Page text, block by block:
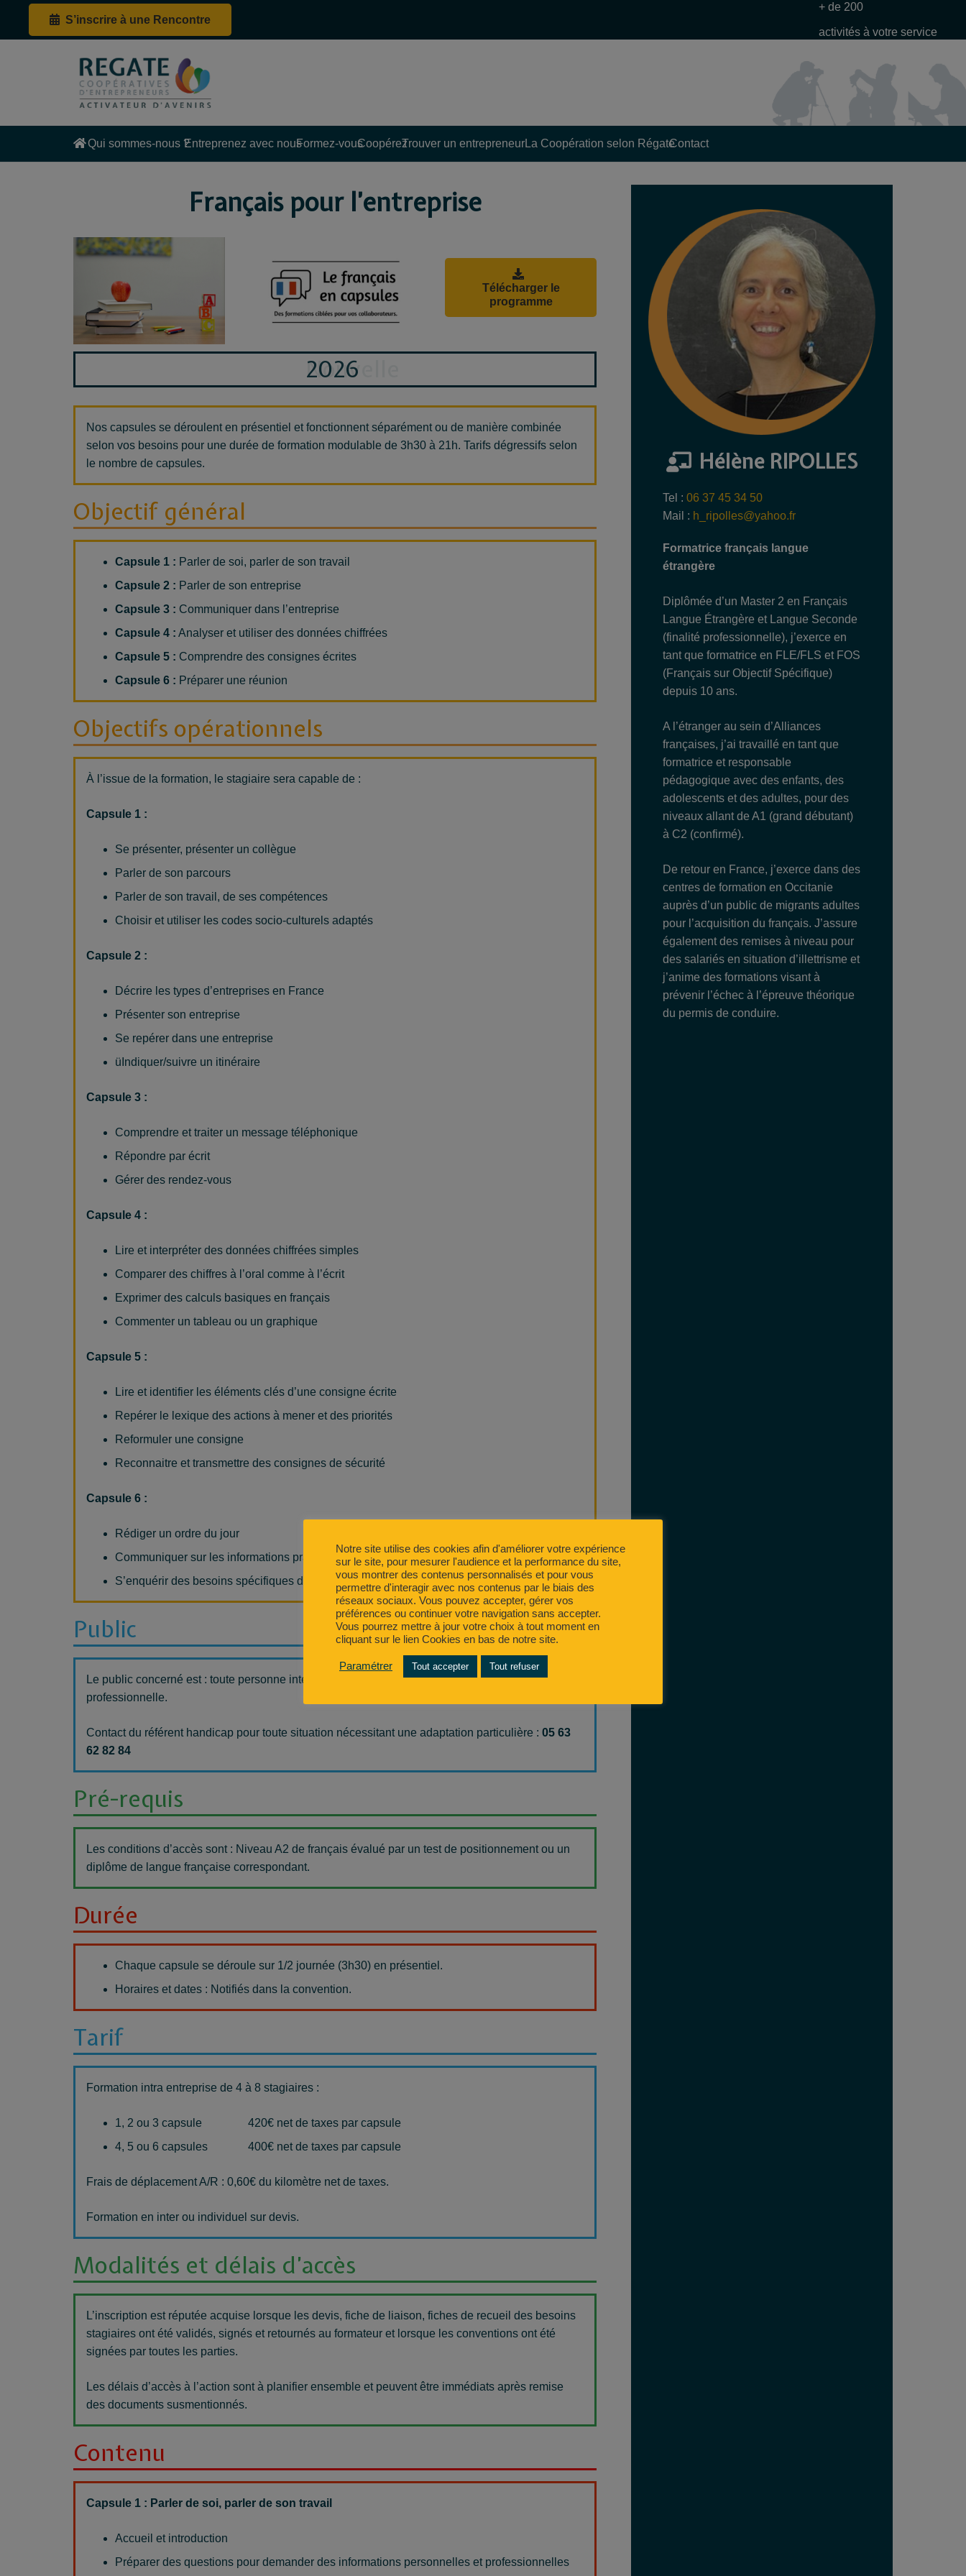
S’inscrire à une Rencontre
+ de 200
activités à votre service
Qui sommes-nous ?Entreprenez avec nousFormez-vousCoopérezTrouver un entrepreneurLa Coopération selon RégateContact
Français pour l’entreprise
Télécharger le
programme
Nouvelle
Nos capsules se déroulent en présentiel et fonctionnent séparément ou de manière combinée
selon vos besoins pour une durée de formation modulable de 3h30 à 21h. Tarifs dégressifs selon
le nombre de capsules.
Objectif général
Capsule 1 : Parler de soi, parler de son travail
Capsule 2 : Parler de son entreprise
Capsule 3 : Communiquer dans l’entreprise
Capsule 4 : Analyser et utiliser des données chiffrées
Capsule 5 : Comprendre des consignes écrites
Capsule 6 : Préparer une réunion
Objectifs opérationnels
À l’issue de la formation, le stagiaire sera capable de :
Capsule 1 :
Se présenter, présenter un collègue
Parler de son parcours
Parler de son travail, de ses compétences
Choisir et utiliser les codes socio-culturels adaptés
Capsule 2 :
Décrire les types d’entreprises en France
Présenter son entreprise
Se repérer dans une entreprise
üIndiquer/suivre un itinéraire
Capsule 3 :
Comprendre et traiter un message téléphonique
Répondre par écrit
Gérer des rendez-vous
Capsule 4 :
Lire et interpréter des données chiffrées simples
Comparer des chiffres à l’oral comme à l’écrit
Exprimer des calculs basiques en français
Commenter un tableau ou un graphique
Capsule 5 :
Lire et identifier les éléments clés d’une consigne écrite
Repérer le lexique des actions à mener et des priorités
Reformuler une consigne
Reconnaitre et transmettre des consignes de sécurité
Capsule 6 :
Rédiger un ordre du jour
Communiquer sur les informations pratiques
S’enquérir des besoins spécifiques des participants
Public
Le public concerné est : toute personne intéressée par la langue française en situation
professionnelle.
Contact du référent handicap pour toute situation nécessitant une adaptation particulière : 05 63
62 82 84
Pré-requis
Les conditions d’accès sont : Niveau A2 de français évalué par un test de positionnement ou un
diplôme de langue française correspondant.
Durée
Chaque capsule se déroule sur 1/2 journée (3h30) en présentiel.
Horaires et dates : Notifiés dans la convention.
Tarif
Formation intra entreprise de 4 à 8 stagiaires :
1, 2 ou 3 capsule 420€ net de taxes par capsule
4, 5 ou 6 capsules 400€ net de taxes par capsule
Frais de déplacement A/R : 0,60€ du kilomètre net de taxes.
Formation en inter ou individuel sur devis.
Modalités et délais d’accès
L’inscription est réputée acquise lorsque les devis, fiche de liaison, fiches de recueil des besoins
stagiaires ont été validés, signés et retournés au formateur et lorsque les conventions ont été
signées par toutes les parties.
Les délais d’accès à l’action sont à planifier ensemble et peuvent être immédiats après remise
des documents susmentionnés.
Contenu
Capsule 1 : Parler de soi, parler de son travail
Accueil et introduction
Préparer des questions pour demander des informations personnelles et professionnelles
Hélène RIPOLLES
Tel : 06 37 45 34 50
Mail : h_ripolles@yahoo.fr
Formatrice français langue
étrangère
Diplômée d’un Master 2 en Français
Langue Étrangère et Langue Seconde
(finalité professionnelle), j’exerce en
tant que formatrice en FLE/FLS et FOS
(Français sur Objectif Spécifique)
depuis 10 ans.
A l’étranger au sein d’Alliances
françaises, j’ai travaillé en tant que
formatrice et responsable
pédagogique avec des enfants, des
adolescents et des adultes, pour des
niveaux allant de A1 (grand débutant)
à C2 (confirmé).
De retour en France, j’exerce dans des
centres de formation en Occitanie
auprès d’un public de migrants adultes
pour l’acquisition du français. J’assure
également des remises à niveau pour
des salariés en situation d’illettrisme et
j’anime des formations visant à
prévenir l’échec à l’épreuve théorique
du permis de conduire.
Notre site utilise des cookies afin d'améliorer votre expérience
sur le site, pour mesurer l'audience et la performance du site,
vous montrer des contenus personnalisés et pour vous
permettre d'interagir avec nos contenus par le biais des
réseaux sociaux. Vous pouvez accepter, gérer vos
préférences ou continuer votre navigation sans accepter.
Vous pourrez mettre à jour votre choix à tout moment en
cliquant sur le lien Cookies en bas de notre site.
Paramétrer Tout accepter Tout refuser